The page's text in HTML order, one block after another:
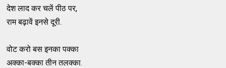
देश लाद कर चलें पीठ पर,
राम बढ़ावें इनसे दूरी.
वोट करो बस इनका पक्का
अक्का-बक्का तीन तलक्का.